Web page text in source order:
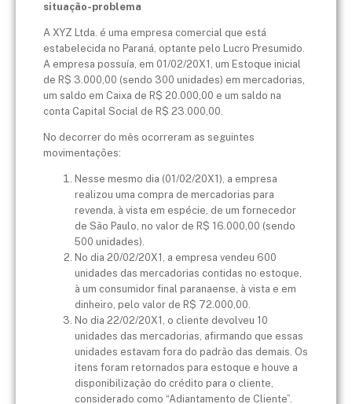
situação-problema
A XYZ Ltda. é uma empresa comercial que está
estabelecida no Paraná, optante pelo Lucro Presumido.
A empresa possuía, em 01/02/20X1, um Estoque inicial
de R$ 3.000,00 (sendo 300 unidades) em mercadorias,
um saldo em Caixa de R$ 20.000,00 e um saldo na
conta Capital Social de R$ 23.000,00.
No decorrer do mês ocorreram as seguintes
movimentações:
Nesse mesmo dia (01/02/20X1), a empresa
realizou uma compra de mercadorias para
revenda, à vista em espécie, de um fornecedor
de São Paulo, no valor de R$ 16.000,00 (sendo
500 unidades).
No dia 20/02/20X1, a empresa vendeu 600
unidades das mercadorias contidas no estoque,
à um consumidor final paranaense, à vista e em
dinheiro, pelo valor de R$ 72.000,00.
No dia 22/02/20X1, o cliente devolveu 10
unidades das mercadorias, afirmando que essas
unidades estavam fora do padrão das demais. Os
itens foram retornados para estoque e houve a
disponibilização do crédito para o cliente,
considerado como “Adiantamento de Cliente”.